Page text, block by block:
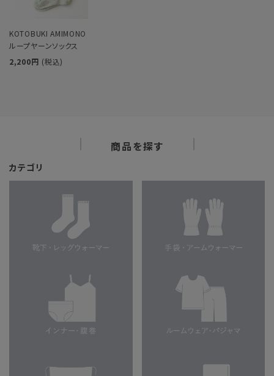
KOTOBUKI AMIMONO
ループヤーンソックス
2,200円 (税込)
商品を探す
カテゴリ